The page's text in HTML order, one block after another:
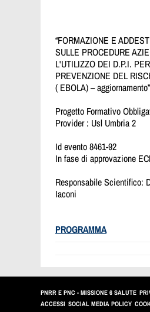
“FORMAZIONE E
SULLE PROCEDURE
L'UTILIZZO DEI D.P.I.
PREVENZIONE DEL
( EBOLA) – aggiornamento”
Progetto Formativo
Provider : Usl Umbria 2
Id evento 8461-92
In fase di approvazione
Responsabile Scientifico:
Iaconi
PROGRAMMA
PNRR E PNC - MISSIONE 6 SALUTE
ACCESSI SOCIAL MEDIA POLICY